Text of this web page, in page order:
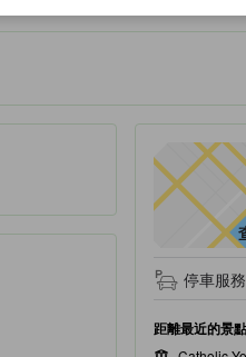
停車服務
距離最近的景點